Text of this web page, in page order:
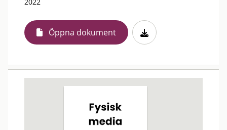
Öppna dokument